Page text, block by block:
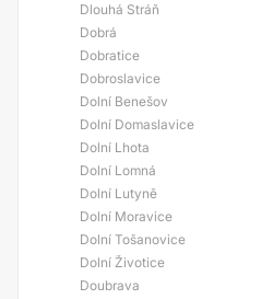
Dlouhá Stráň
Dobrá
Dobratice
Dobroslavice
Dolní Benešov
Dolní Domaslavice
Dolní Lhota
Dolní Lomná
Dolní Lutyně
Dolní Moravice
Dolní Tošanovice
Dolní Životice
Doubrava